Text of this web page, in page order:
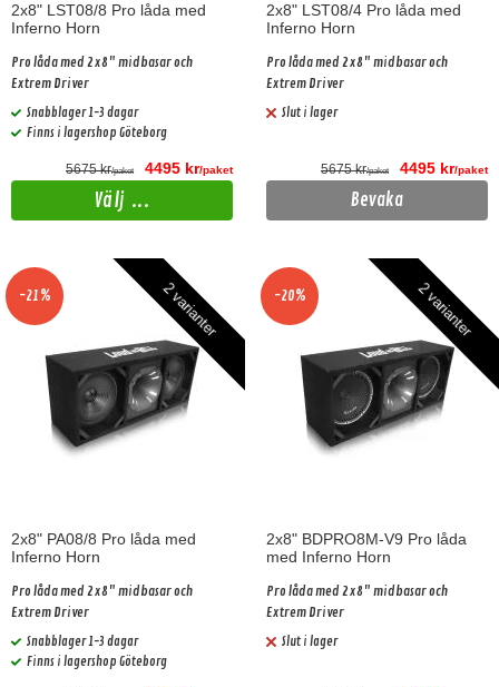
2x8" LST08/8 Pro låda med
Inferno Horn
Pro låda med 2x8" midbasar och
Extrem Driver
Snabblager 1-3 dagar
Finns i lagershop Göteborg
5675 kr/paket 4495 kr/paket
Välj ...
2x8" LST08/4 Pro låda med
Inferno Horn
Pro låda med 2x8" midbasar och
Extrem Driver
Slut i lager
5675 kr/paket 4495 kr/paket
Bevaka
2 varianter
-21%
2x8" PA08/8 Pro låda med
Inferno Horn
Pro låda med 2x8" midbasar och
Extrem Driver
Snabblager 1-3 dagar
Finns i lagershop Göteborg
2 varianter
-20%
2x8" BDPRO8M-V9 Pro låda
med Inferno Horn
Pro låda med 2x8" midbasar och
Extrem Driver
Slut i lager